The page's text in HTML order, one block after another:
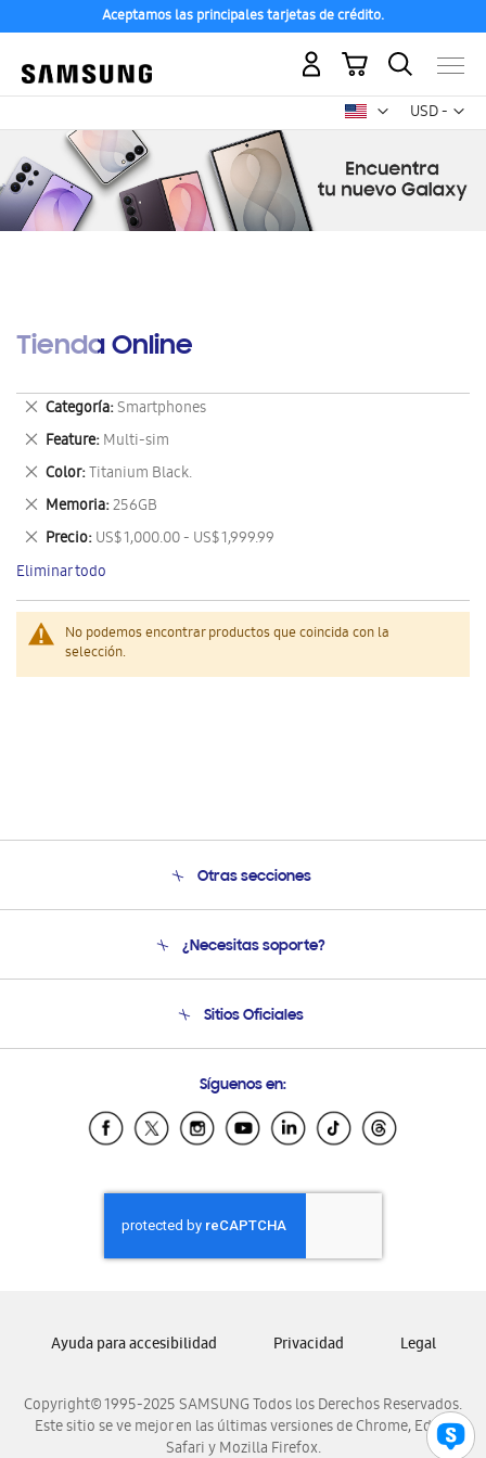
Aceptamos las principales tarjetas de crédito.
USD -
dólar
Mi carrito
Tienda Online
No podemos encontrar productos que coincida con la
selección.
Categoría Smartphones
Eliminar
este
artículo
Feature Multi-sim
Eliminar
este
artículo
Color Titanium Black.
Eliminar
este
artículo
Memoria 256GB
Eliminar
este
artículo
Precio US$ 1,000.00 - US$ 1,999.99
Eliminar
este
artículo
Eliminar todo
Otras secciones
Soporte
Condiciones de Compra
¿Necesitas soporte?
Soporte vía eMail
Sitios Oficiales
Samsung Ecuador
Samsung El Salvador
Samsung Honduras
Samsung Nicaragua
Samsung Panamá
Samsung Venezuela
Síguenos en:
Copyright© 1995-2025 SAMSUNG Todos los Derechos Reservados.
Este sitio se ve mejor en las últimas versiones de Chrome, Edge,
Safari y Mozilla Firefox.
Ayuda para accesibilidad Privacidad Legal